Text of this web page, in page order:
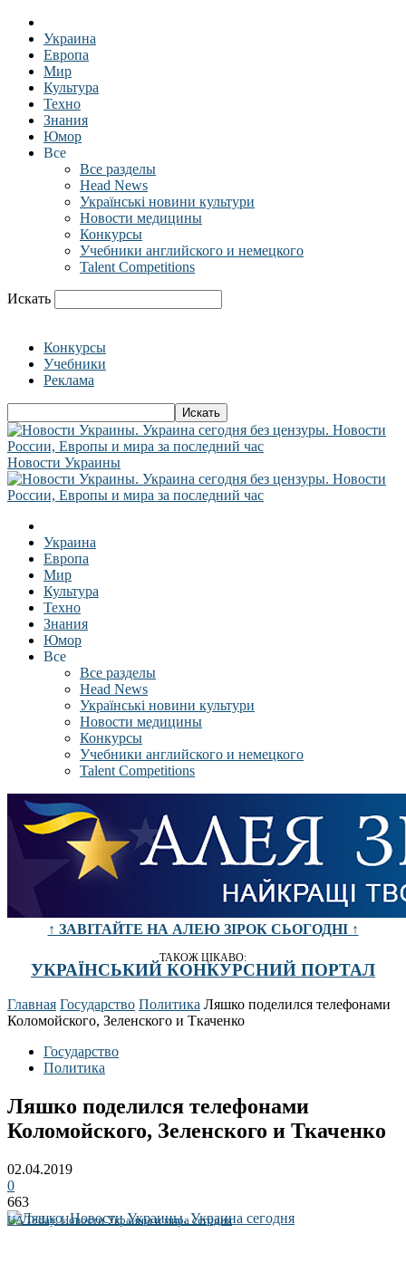
Украина
Европа
Мир
Культура
Техно
Знания
Юмор
Все
Все разделы
Head News
Українські новини культури
Новости медицины
Конкурсы
Учебники английского и немецкого
Talent Competitions
Искать
Конкурсы
Учебники
Реклама
Новости Украины
Украина
Европа
Мир
Культура
Техно
Знания
Юмор
Все
Все разделы
Head News
Українські новини культури
Новости медицины
Конкурсы
Учебники английского и немецкого
Talent Competitions
↑ ЗАВІТАЙТЕ НА АЛЕЮ ЗІРОК СЬОГОДНІ ↑
ТАКОЖ ЦІКАВО:
УКРАЇНСЬКИЙ КОНКУРСНИЙ ПОРТАЛ
Главная Государство Политика Ляшко поделился телефонами
Коломойского, Зеленского и Ткаченко
Государство
Политика
Ляшко поделился телефонами
Коломойского, Зеленского и Ткаченко
02.04.2019
0
663
UA Today. Новости Украины и мира сегодня